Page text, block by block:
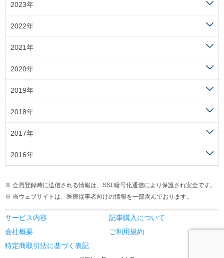
2023年
2022年
2021年
2020年
2019年
2018年
2017年
2016年
会員登録時に送信される情報は、SSL暗号化通信により保護され安全です。
当ウェブサイトは、医療従事者向けの情報を一部含んでおります。
サービス内容
記事購入について
会社概要
ご利用規約
特定商取引法に基づく表記